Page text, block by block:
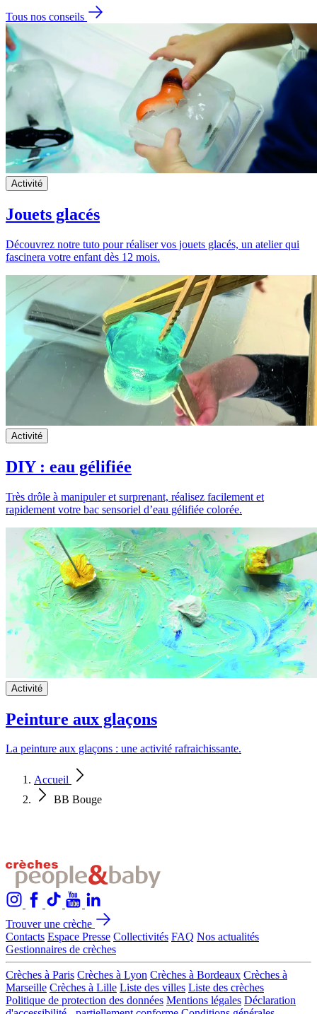
Tous nos conseils
Activité
Jouets glacés
Découvrez notre tuto pour réaliser vos jouets glacés, un atelier qui
fascinera votre enfant dès 12 mois.
Activité
DIY : eau gélifiée
Très drôle à manipuler et surprenant, réalisez facilement et
rapidement votre bac sensoriel d’eau gélifiée colorée.
Activité
Peinture aux glaçons
La peinture aux glaçons : une activité rafraichissante.
Accueil
BB Bouge
Trouver une crèche
Contacts Espace Presse Collectivités FAQ Nos actualités
Gestionnaires de crèches
Crèches à Paris Crèches à Lyon Crèches à Bordeaux Crèches à
Marseille Crèches à Lille Liste des villes Liste des crèches
Politique de protection des données Mentions légales Déclaration